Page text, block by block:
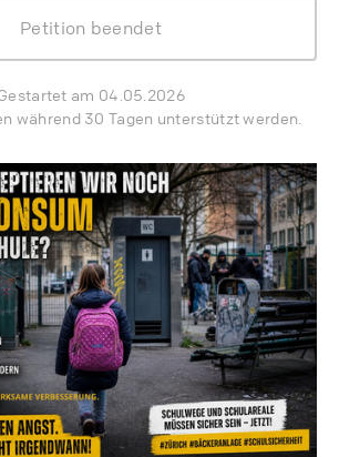
Petition beendet
am 04.05.2026
während 30 Tagen unterstützt werden.